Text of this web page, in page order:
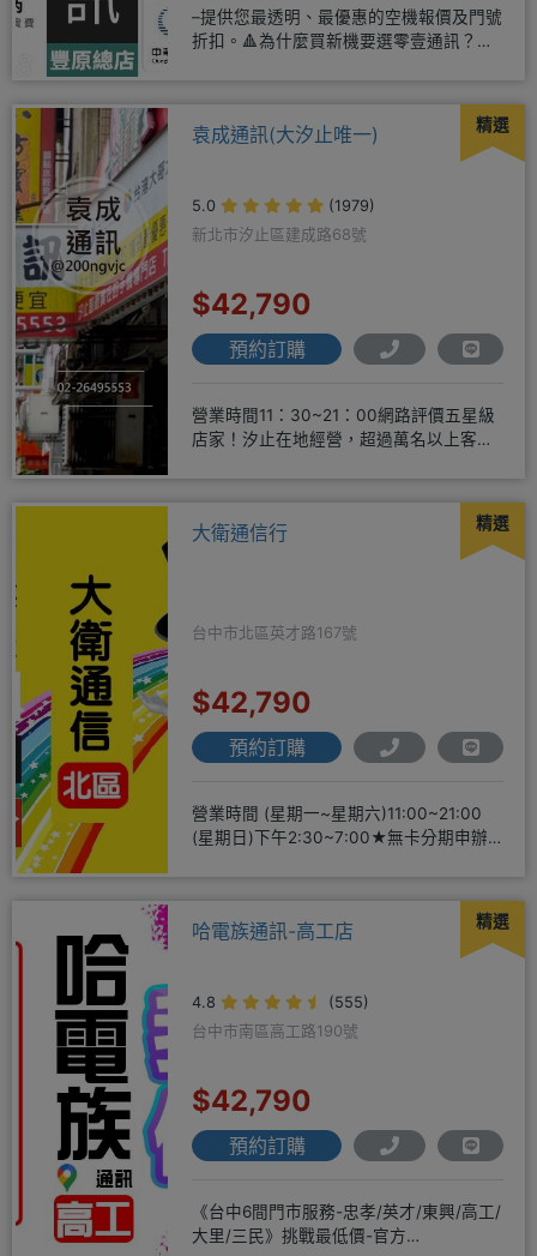
–提供您最透明、最優惠的空機報價及門號
折扣。🔺為什麼買新機要選零壹通訊？
精選
袁成通訊(大汐止唯一)
5.0
(1979)
新北市汐止區建成路68號
$42,790
預約訂購
營業時間11：30~21：00網路評價五星級
店家！汐止在地經營，超過萬名以上客戶
精選
大衛通信行
台中市北區英才路167號
$42,790
預約訂購
營業時間 (星期一~星期六)11:00~21:00
(星期日)下午2:30~7:00★無卡分期申辦
精選
哈電族通訊-高工店
4.8
(555)
台中市南區高工路190號
$42,790
預約訂購
《台中6間門市服務-忠孝/英才/東興/高工/
大里/三民》挑戰最低價-官方